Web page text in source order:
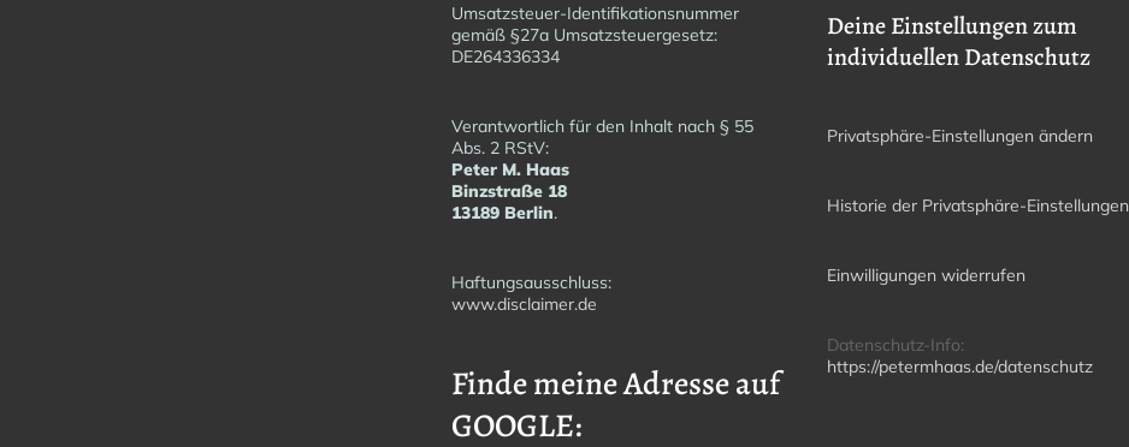
Umsatzsteuer-Identifikationsnummer
gemäß §27a Umsatzsteuergesetz:
DE264336334
Verantwortlich für den Inhalt nach § 55
Abs. 2 RStV:
Peter M. Haas
Binzstraße 18
13189 Berlin.
Haftungsausschluss:
www.disclaimer.de
Finde meine Adresse auf
GOOGLE:
Deine Einstellungen zum
individuellen Datenschutz
Privatsphäre-Einstellungen ändern
Historie der Privatsphäre-Einstellungen
Einwilligungen widerrufen
Datenschutz-Info:
https://petermhaas.de/datenschutz